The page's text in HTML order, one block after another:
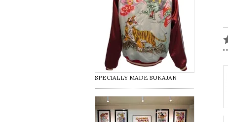
SPECIALLY MADE SUKAJAN